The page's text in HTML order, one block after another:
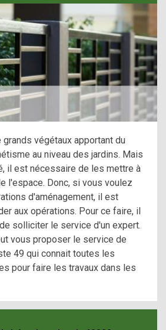
végétaux apportant du
au niveau des jardins. Mais
il est nécessaire de les mettre à
l'espace. Donc, si vous voulez
d'aménagement, il est
aux opérations. Pour ce faire, il
solliciter le service d'un expert.
vous proposer le service de
49 qui connait toutes les
pour faire les travaux dans les